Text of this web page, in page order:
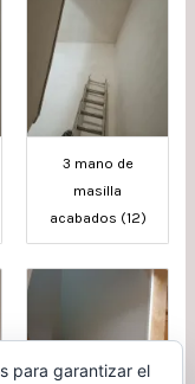
3 mano de
masilla
acabados (12)
para garantizar el